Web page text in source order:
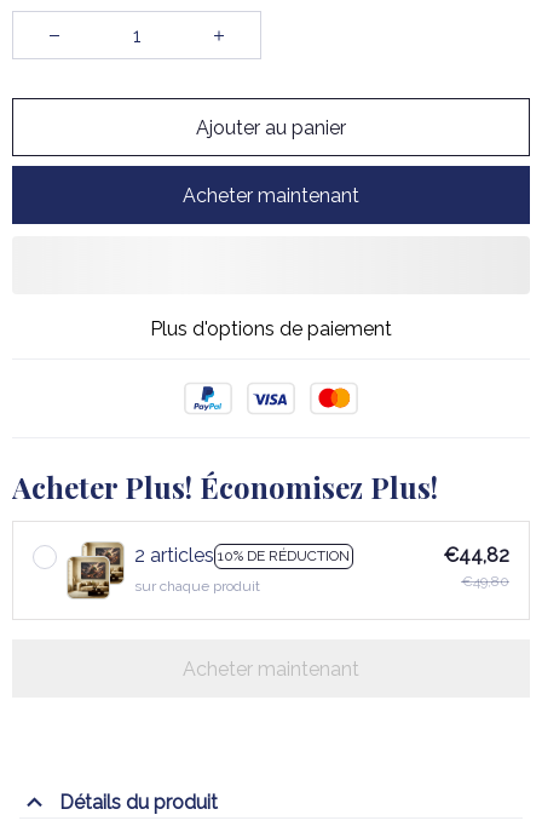
Ajouter au panier
Acheter maintenant
Plus d'options de paiement
Acheter Plus! Économisez Plus!
2 articles 10% DE RÉDUCTION
sur chaque produit
€44,82
€49,80
Acheter maintenant
Détails du produit